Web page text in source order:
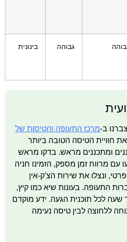
גבוהה בינונית
ב-מרכז התעופה והטיסות של
חוויית הטיסה הטובה ביותר
ומתכננים מראש. בדקו מראש
עם מרווח זמן מספק, הזמינו חניה
ונצלו את שירות הצ'ק-אין
התעופה. בעונות שיא כמו קיץ,
שעה לכל תוכנית הגעה. ידע מוקדם
ללחוצה לבין טיסה נעימה